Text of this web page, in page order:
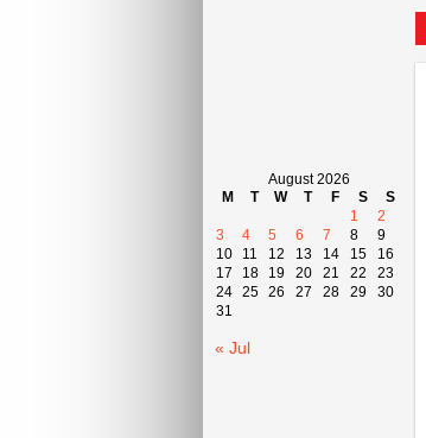
August 2026
M
T W T F S
S
1
2
3
4 5 6 7 8
9
10
11 12 13 14 15
16
17
18 19 20 21 22
23
24 25 26 27 28 29
30
31
« Jul